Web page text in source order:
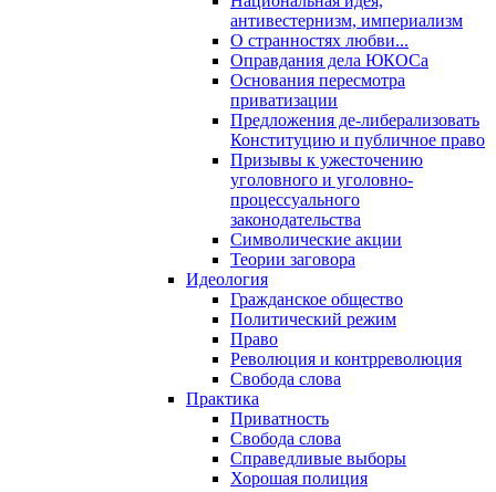
антивестернизм, империализм
О странностях любви...
Оправдания дела ЮКОСа
Основания пересмотра
приватизации
Предложения де-либерализовать
Конституцию и публичное право
Призывы к ужесточению
уголовного и уголовно-
процессуального
законодательства
Символические акции
Теории заговора
Идеология
Гражданское общество
Политический режим
Право
Революция и контрреволюция
Свобода слова
Практика
Приватность
Свобода слова
Справедливые выборы
Хорошая полиция